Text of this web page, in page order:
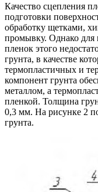
Качество сцепления
подготовки
обработку щетками,
промывку. Однако для
пленок этого
грунта, в качестве
термопластичных и
компонент грунта
металлом, а
пленкой. Толщина
0,3 мм. На рисунке 2
грунта.